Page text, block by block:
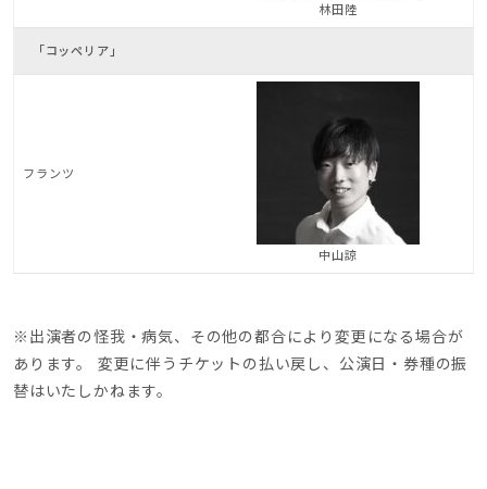
林田陸
「コッペリア」
フランツ
中山諒
※出演者の怪我・病気、その他の都合により変更になる場合が
あります。 変更に伴うチケットの払い戻し、公演日・券種の振
替はいたしかねます。